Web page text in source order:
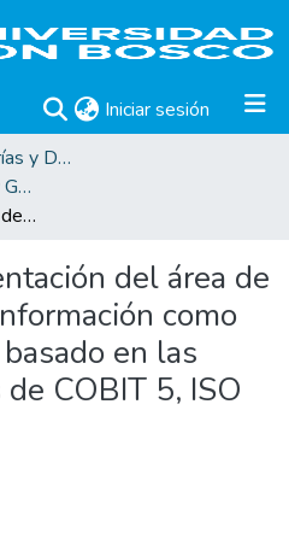
Iniciar sesión (current)
Trabajos de Maestrías y Doctorados
Maestría en Seguridad y Gestión de Riesgos Informáticos
Guía de implementación del área de seguridad de la información como un servicio de TI basado en las buenas prácticas de COBIT 5, ISO 27001 E ITIL
del área de
como
en las
COBIT 5, ISO